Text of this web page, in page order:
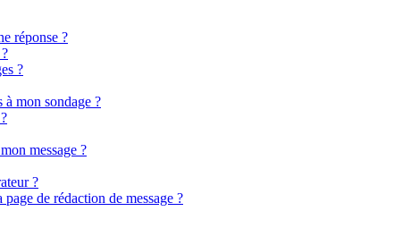
réponse ?
?
à mon sondage ?
message ?
?
de rédaction de message ?